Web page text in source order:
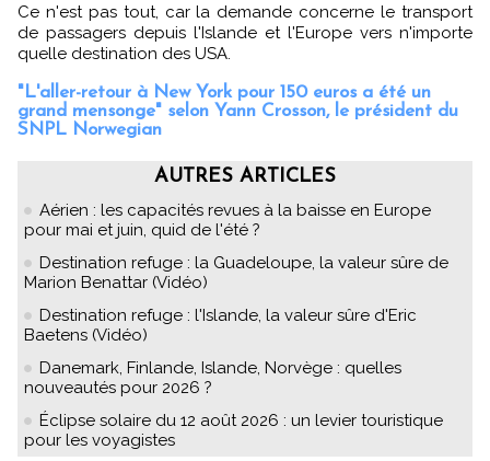
Ce n'est pas tout, car la demande concerne le transport
de passagers depuis l'Islande et l'Europe vers n'importe
quelle destination des USA.
"L'aller-retour à New York pour 150 euros a été un
grand mensonge" selon Yann Crosson, le président du
SNPL Norwegian
AUTRES ARTICLES
Aérien : les capacités revues à la baisse en Europe
pour mai et juin, quid de l'été ?
Destination refuge : la Guadeloupe, la valeur sûre de
Marion Benattar (Vidéo)
Destination refuge : l'Islande, la valeur sûre d'Eric
Baetens (Vidéo)
Danemark, Finlande, Islande, Norvège : quelles
nouveautés pour 2026 ?
Éclipse solaire du 12 août 2026 : un levier touristique
pour les voyagistes